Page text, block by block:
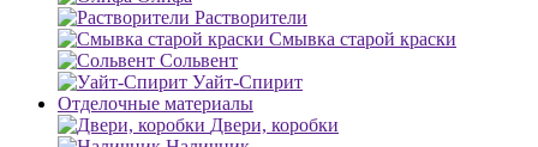
Растворители
Смывка старой краски
Сольвент
Уайт-Спирит
Отделочные материалы
Двери, коробки